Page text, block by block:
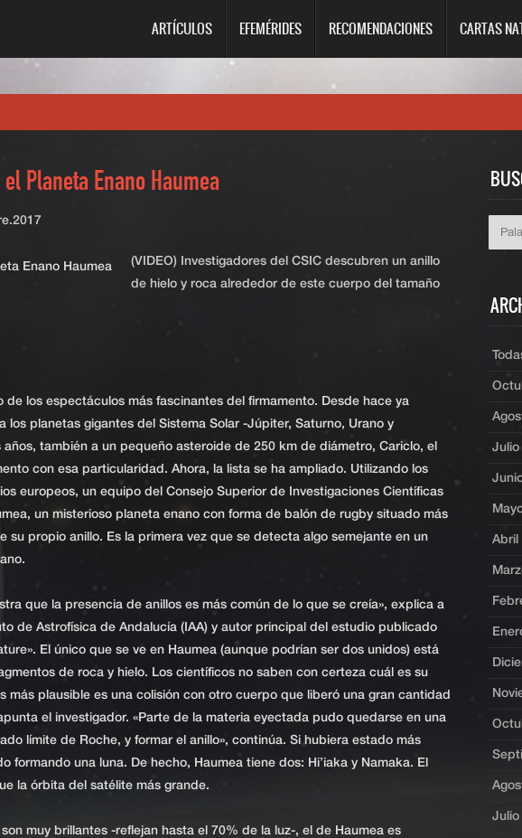
ARTÍCULOS EFEMÉRIDES RECOMENDACIONES CARTAS
Planeta Enano Haumea
(VIDEO) Investigadores del CSIC descubren un anillo
de hielo y roca alrededor de este cuerpo del tamaño
de los espectáculos más fascinantes del firmamento. Desde hace ya
los planetas gigantes del Sistema Solar -Júpiter, Saturno, Urano y
también a un pequeño asteroide de 250 km de diámetro, Cariclo, el
con esa particularidad. Ahora, la lista se ha ampliado. Utilizando los
europeos, un equipo del Consejo Superior de Investigaciones Científicas
un misterioso planeta enano con forma de balón de rugby situado más
su propio anillo. Es la primera vez que se detecta algo semejante en un
que la presencia de anillos es más común de lo que se creía», explica a
de Astrofísica de Andalucía (IAA) y autor principal del estudio publicado
El único que se ve en Haumea (aunque podrían ser dos unidos) está
de roca y hielo. Los científicos no saben con certeza cuál es su
más plausible es una colisión con otro cuerpo que liberó una gran cantidad
el investigador. «Parte de la materia eyectada pudo quedarse en una
límite de Roche, y formar el anillo», continúa. Si hubiera estado más
formando una luna. De hecho, Haumea tiene dos: Hi’iaka y Namaka. El
la órbita del satélite más grande.
muy brillantes -reflejan hasta el 70% de la luz-, el de Haumea es
Julio
Abril
Julio